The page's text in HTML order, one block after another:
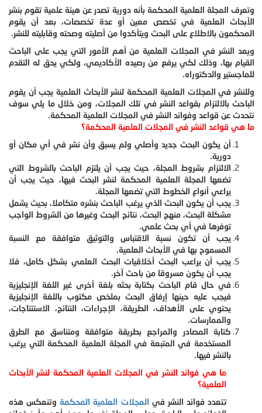
وتعرف المجلة العلمية المحكمة بأنه دورية تصدر عن هيئة علمية تقوم بنشر
الأبحاث العلمية في تخصص معين أو عدة تخصصات، بعد أن يقوم
المحكمون بالاطلاع على البحث ويتأكدوا من أصليته وصحته وقابليته للنشر.
ويعد النشر في المجلات العلمية من أهم الأمور التي يجب على الباحث
القيام بها، وذلك لكي يرفع من رصيده الأكاديمي، ولكي يحق له التقدم
للماجستير والدكتوراه.
وللنشر في المجلات العلمية المحكمة لنشر الأبحاث العلمية يجب أن يقوم
الباحث بالالتزام بقواعد النشر في تلك المجلات، ومن خلال ما يلي سوف
نتحدث عن قواعد وفوائد النشر في المجلات العلمية المحكمة.
ما هي قواعد النشر في المجلات العلمية المحكمة؟
أن يكون البحث جديد وأصلي ولم يسبق وأن نشر في أي مكان أو
دورية.
الالتزام بشروط المجلة، حيث يجب أن يلتزم الباحث بالشروط التي
تضعها المجلة العلمية المحكمة لنشر البحث فيها، حيث يجب أن
يراعي أنواع الخطوط التي تضعها المجلة.
يجب أن يكون البحث الذي يرغب الباحث بنشره متكاملا، بحيث يشمل
مشكلة البحث، منهج البحث، نتائج البحث وغيرها من الشروط الواجب
توفرها في أي بحث علمي.
يجب أن تكون نسبة الاقتباس والتوثيق متوافقة مع النسبة
المسموح بها في الأبحاث العلمية.
يجب أن يراعب البحث أخلاقيات البحث العلمي بشكل كامل، فلا
يجب أن يكون مسروقا من باحث آخر.
في حال قام الباحث بكتابة بحثه بلغة أخرى غير اللغة الإنجليزية
فيجب عليه حينها إرفاق البحث بملخص مكتوب باللغة الإنجليزية
يحتوي على الأهداف، الطريقة، الإجراءات، النتائج، الاستنتاجات،
والممارسات.
كتابة المصادر والمراجع بطريقة متوافقة ومتناسق مع الطرق
المستخدمة في المتبعة في المجلة العلمية المحكمة التي يرغب
بالنشر فيها.
ما هي فوائد النشر في المجلات العلمية المحكمة لنشر الأبحاث
العلمية؟
تتعدد فوائد النشر في المجلات العلمية المحكمةوتنعكس هذه